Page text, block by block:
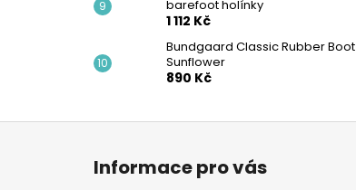
barefoot holínky
1 112 Kč
Bundgaard Classic Rubber Boot
Sunflower
890 Kč
Z
Informace pro vás